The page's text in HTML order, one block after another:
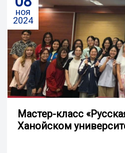
ноя
2024
Мастер-класс
Ханойском